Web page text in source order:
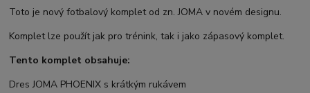
Toto je nový fotbalový komplet od zn. JOMA v novém designu.
Komplet lze použít jak pro trénink, tak i jako zápasový komplet.
Tento komplet obsahuje:
Dres JOMA PHOENIX s krátkým rukávem